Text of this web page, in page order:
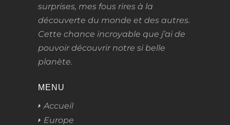
surprises, mes fous rires à la
découverte du monde et des autres.
Cette chance incroyable que j’ai de
pouvoir découvrir notre si belle
planète.
MENU
Accueil
Europe